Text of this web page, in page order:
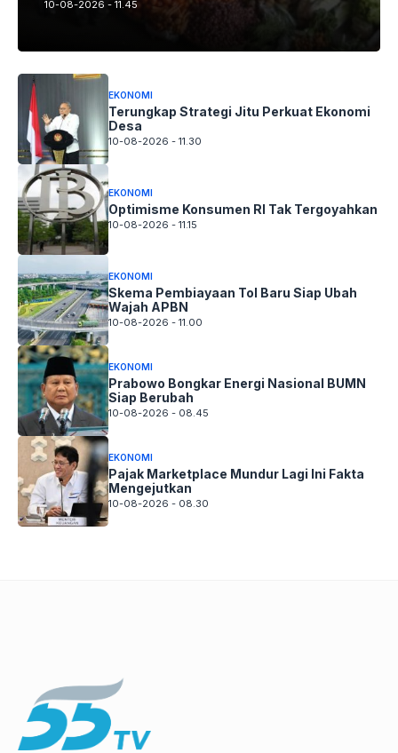
10-08-2026 - 11.45
EKONOMI
Terungkap Strategi Jitu Perkuat Ekonomi
Desa
10-08-2026 - 11.30
EKONOMI
Optimisme Konsumen RI Tak Tergoyahkan
10-08-2026 - 11.15
EKONOMI
Skema Pembiayaan Tol Baru Siap Ubah
Wajah APBN
10-08-2026 - 11.00
EKONOMI
Prabowo Bongkar Energi Nasional BUMN
Siap Berubah
10-08-2026 - 08.45
EKONOMI
Pajak Marketplace Mundur Lagi Ini Fakta
Mengejutkan
10-08-2026 - 08.30